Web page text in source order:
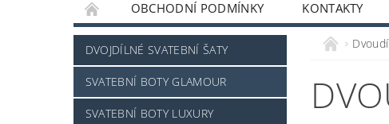
OBCHODNÍ PODMÍNKY KONTAKTY
NAPIŠTE NÁM
DVOJDÍLNÉ SVATEBNÍ ŠATY
SVATEBNÍ BOTY GLAMOUR
SVATEBNÍ BOTY LUXURY